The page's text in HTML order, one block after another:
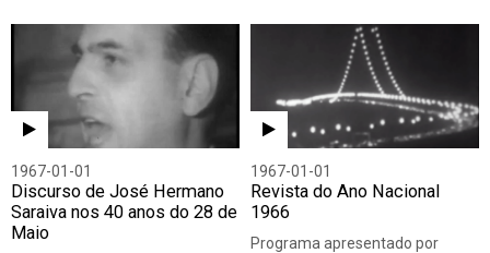
1967-01-01
Discurso de José Hermano
Saraiva nos 40 anos do 28 de
Maio
1967-01-01
Revista do Ano Nacional
1966
Programa apresentado por